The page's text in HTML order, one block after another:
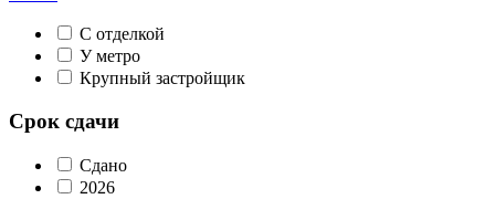
С отделкой
У метро
Крупный застройщик
Срок сдачи
Сдано
2026